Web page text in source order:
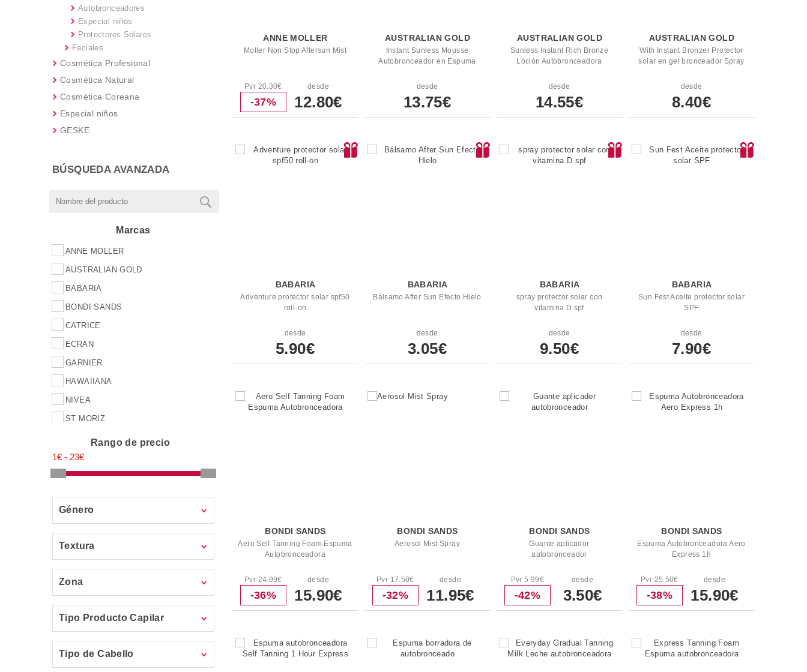
Autobronceadores
Especial niños
Protectores Solares
Faciales
Cosmética Profesional
Cosmética Natural
Cosmética Coreana
Especial niños
GESKE
BÚSQUEDA AVANZADA
Marcas
ANNE MOLLER
AUSTRALIAN GOLD
BABARIA
BONDI SANDS
CATRICE
ECRAN
GARNIER
HAWAIIANA
NIVEA
ST MORIZ
ST TROPEZ
Rango de precio
Género
Textura
Zona
Tipo Producto Capilar
Tipo de Cabello
ANNE MOLLER
Moller Non Stop Aftersun Mist
Pvr 20.30€
-37%
desde
12.80€
AUSTRALIAN GOLD
Instant Sunless Mousse
Autobronceador en Espuma
desde
13.75€
AUSTRALIAN GOLD
Sunless Instant Rich Bronze
Loción Autobronceadora
desde
14.55€
AUSTRALIAN GOLD
With Instant Bronzer Protector
solar en gel bronceador Spray
desde
8.40€
BABARIA
Adventure protector solar spf50
roll-on
desde
5.90€
BABARIA
Bálsamo After Sun Efecto Hielo
desde
3.05€
BABARIA
spray protector solar con
vitamina D spf
desde
9.50€
BABARIA
Sun Fest Aceite protector solar
SPF
desde
7.90€
BONDI SANDS
Aero Self Tanning Foam Espuma
Autobronceadora
Pvr 24.99€
-36%
desde
15.90€
BONDI SANDS
Aerosol Mist Spray
Pvr 17.50€
-32%
desde
11.95€
BONDI SANDS
Guante aplicador
autobronceador
Pvr 5.99€
-42%
desde
3.50€
BONDI SANDS
Espuma Autobronceadora Aero
Express 1h
Pvr 25.50€
-38%
desde
15.90€